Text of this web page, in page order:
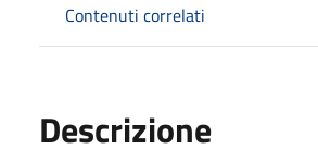
Contenuti correlati
Descrizione